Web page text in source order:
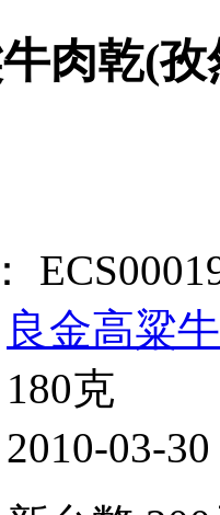
肉乾(孜
良金高粱
克
03-30